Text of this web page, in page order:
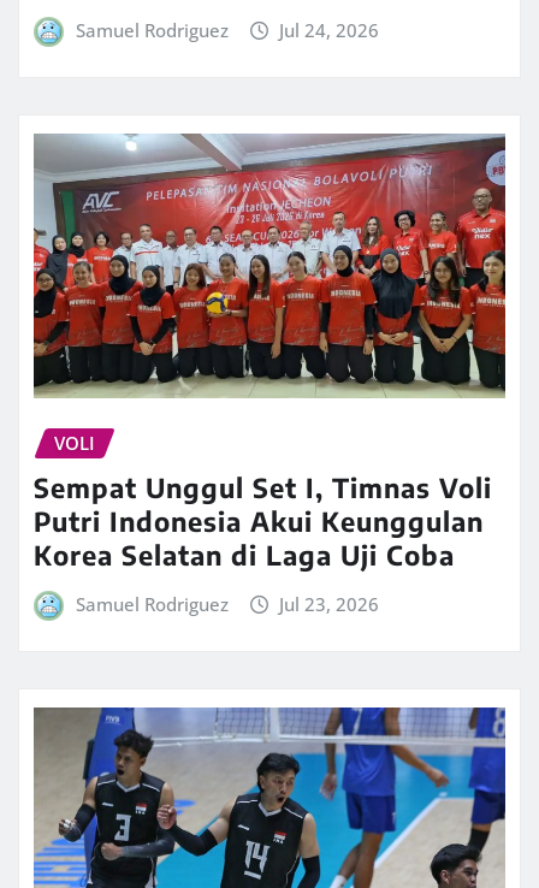
Samuel Rodriguez Jul 24, 2026
VOLI
Sempat Unggul Set I, Timnas Voli
Putri Indonesia Akui Keunggulan
Korea Selatan di Laga Uji Coba
Samuel Rodriguez Jul 23, 2026